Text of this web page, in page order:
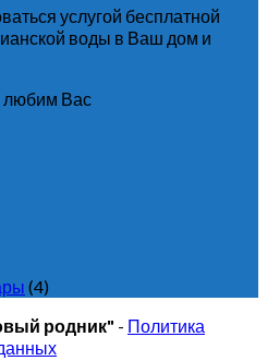
услугой бесплатной
воды в Ваш дом и
(4)
родник" - Политика